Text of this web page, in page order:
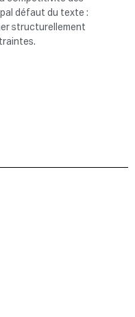
défaut du texte :
structurellement